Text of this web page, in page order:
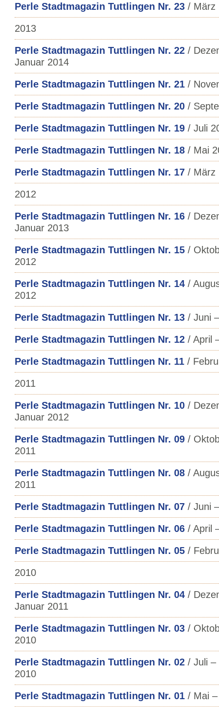
Perle Stadtmagazin Tuttlingen Nr. 23 / März
2013
Perle Stadtmagazin Tuttlingen Nr. 22 /
Januar 2014
Perle Stadtmagazin Tuttlingen Nr. 21 /
Perle Stadtmagazin Tuttlingen Nr. 20 /
Perle Stadtmagazin Tuttlingen Nr. 19 / Juli
Perle Stadtmagazin Tuttlingen Nr. 18 / Mai
Perle Stadtmagazin Tuttlingen Nr. 17 / März
2012
Perle Stadtmagazin Tuttlingen Nr. 16 /
Januar 2013
Perle Stadtmagazin Tuttlingen Nr. 15 /
2012
Perle Stadtmagazin Tuttlingen Nr. 14 /
2012
Perle Stadtmagazin Tuttlingen Nr. 13 / Juni
Perle Stadtmagazin Tuttlingen Nr. 12 / April
Perle Stadtmagazin Tuttlingen Nr. 11 /
2011
Perle Stadtmagazin Tuttlingen Nr. 10 /
Januar 2012
Perle Stadtmagazin Tuttlingen Nr. 09 /
2011
Perle Stadtmagazin Tuttlingen Nr. 08 /
2011
Perle Stadtmagazin Tuttlingen Nr. 07 / Juni
Perle Stadtmagazin Tuttlingen Nr. 06 / April
Perle Stadtmagazin Tuttlingen Nr. 05 /
2010
Perle Stadtmagazin Tuttlingen Nr. 04 /
Januar 2011
Perle Stadtmagazin Tuttlingen Nr. 03 /
2010
Perle Stadtmagazin Tuttlingen Nr. 02 / Juli –
2010
Perle Stadtmagazin Tuttlingen Nr. 01 / Mai